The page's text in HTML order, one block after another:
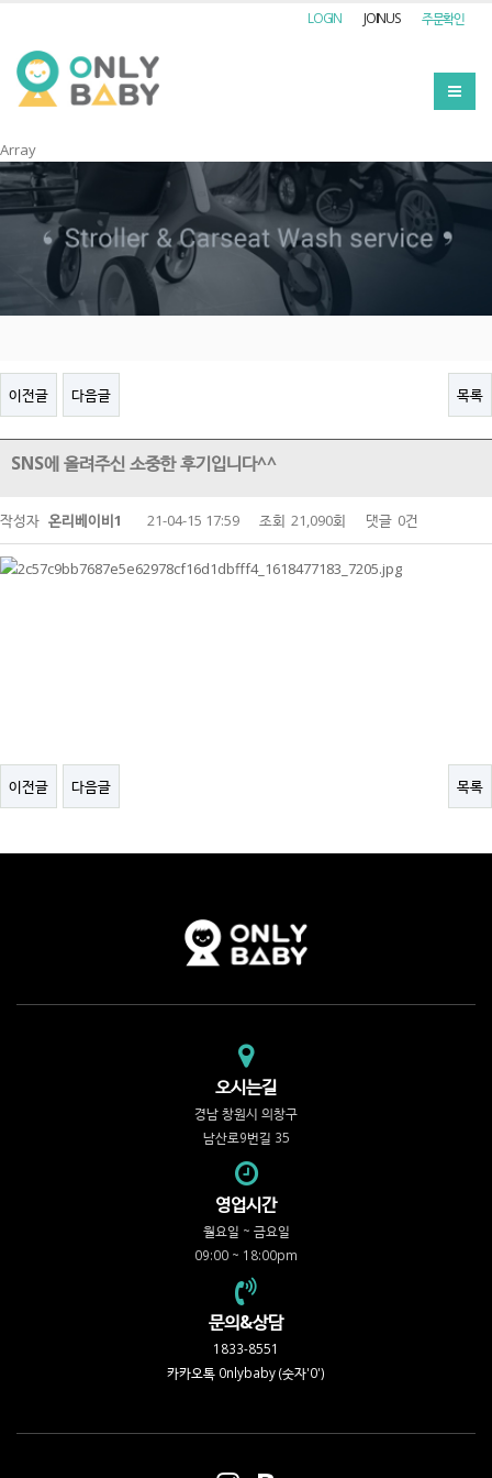
LOGIN JOINUS 주문확인
Array
이전글 다음글 목록
SNS에 올려주신 소중한 후기입니다^^
작성자 온리베이비1 21-04-15 17:59 조회 21,090회 댓글 0건
이전글 다음글 목록
오시는길
경남 창원시 의창구
남산로9번길 35
영업시간
월요일 ~ 금요일
09:00 ~ 18:00pm
문의&상담
1833-8551
카카오톡 0nlybaby (숫자'0')